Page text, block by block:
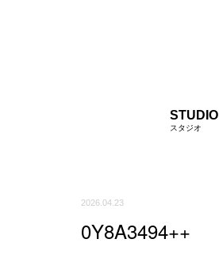
STUDIO
スタジオ
2026.04.23
0Y8A3494++